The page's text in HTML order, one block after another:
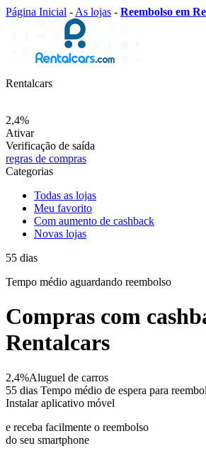
Página Inicial - As lojas - Reembolso em
Rentalcars
2,4%
Ativar
Verificação de saída
regras de compras
Categorias
Todas as lojas
Meu favorito
Com aumento de cashback
Novas lojas
55 dias
Tempo médio aguardando reembolso
Compras com
Rentalcars
2,4%Aluguel de carros
55 dias Tempo médio de espera para
Instalar aplicativo móvel
e receba facilmente o reembolso
do seu smartphone